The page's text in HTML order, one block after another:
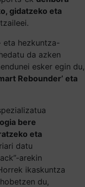
gidatzeko eta
eta hezkuntza-
da azken
esker egin du,
Rebounder’ eta
bere
eta
datu
arekin
ikaskuntza
du,